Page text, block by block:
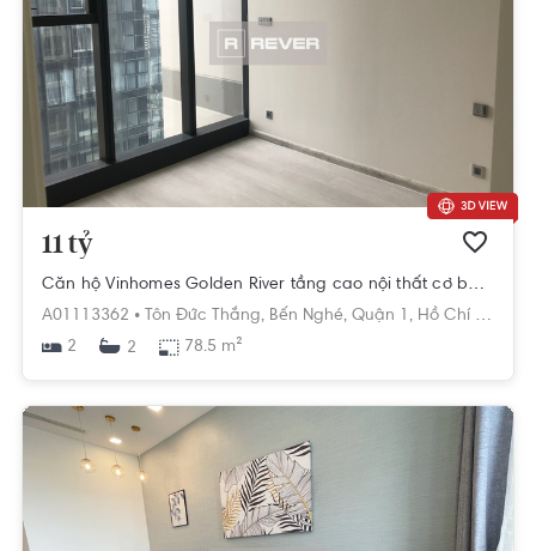
11 tỷ
Căn hộ Vinhomes Golden River tầng cao nội thất cơ bản, ban công thoáng
A01113362 • Tôn Đức Thắng, Bến Nghé, Quận 1, Hồ Chí Minh
2
2 78.5 m²